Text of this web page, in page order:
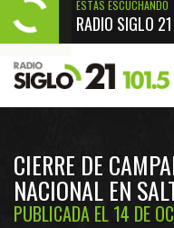
ESTÁS ESCUCHANDO
RADIO SIGLO 21
CIERRE DE
NACIONAL EN
PUBLICADA EL 14 DE